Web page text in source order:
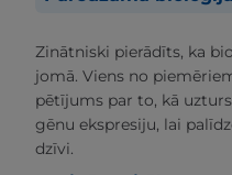
Zinātniski pierādīts, ka
jomā. Viens no
pētījums par to, kā
gēnu ekspresiju, lai
dzīvi.